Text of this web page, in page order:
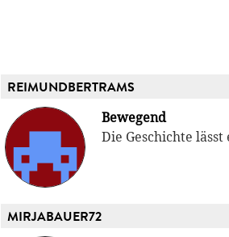
REIMUNDBERTRAMS
Bewegend
Die Geschichte
MIRJABAUER72